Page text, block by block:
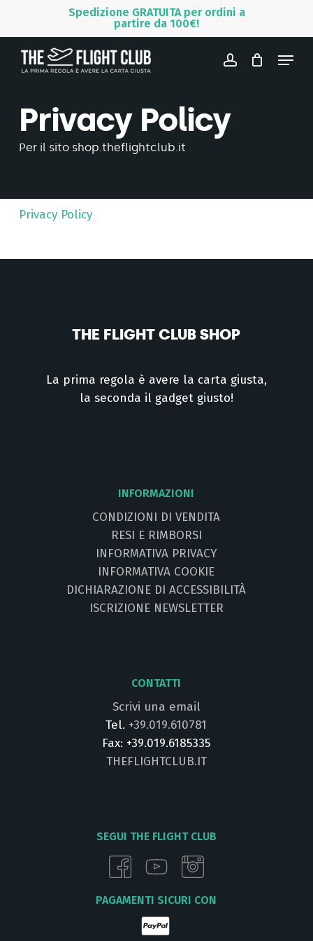
content
Spedizione GRATUITA per ordini a
partire da 100€!
account
Menu
Privacy Policy
Per il sito shop.theflightclub.it
Privacy Policy
THE FLIGHT CLUB SHOP
La prima regola è avere la carta giusta,
la seconda il gadget giusto!
INFORMAZIONI
CONDIZIONI DI VENDITA
RESI E RIMBORSI
INFORMATIVA PRIVACY
INFORMATIVA COOKIE
DICHIARAZIONE DI ACCESSIBILITÀ
ISCRIZIONE NEWSLETTER
CONTATTI
Scrivi una email
Tel. +39.019.610781
Fax: +39.019.6185335
THEFLIGHTCLUB.IT
SEGUI THE FLIGHT CLUB
PAGAMENTI SICURI CON